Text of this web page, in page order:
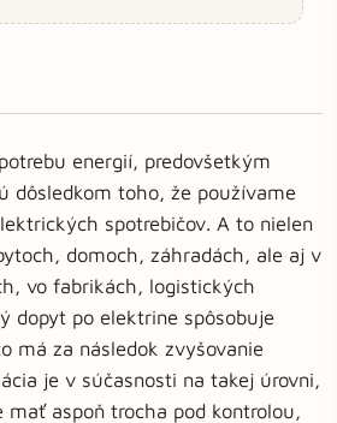
energií, predovšetkým
dôsledkom toho, že používame
spotrebičov. A to nielen
domoch, záhradách, ale aj v
vo fabrikách, logistických
dopyt po elektrine spôsobuje
má za následok zvyšovanie
je v súčasnosti na takej úrovni,
aspoň trocha pod kontrolou,